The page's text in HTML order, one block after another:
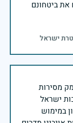
את ביטחונם
ישראל
מסירות
ישראל
במימוש